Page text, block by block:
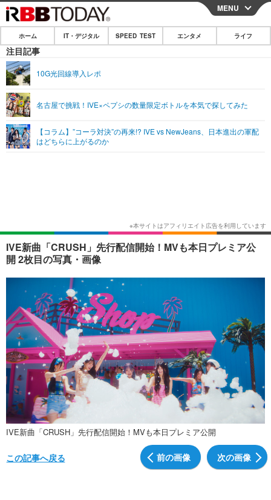
CLOSE
ホーム
IT・デジタル
ショッピング その他
SPEED TEST
エンタメ
エンタメTOP
ショッピング その他
ライフ
MENU
ホーム IT・デジタル SPEED TEST エンタメ ライフ
注目記事
10G光回線導入レポ
名古屋で挑戦！IVE×ペプシの数量限定ボトルを本気で探してみた
【コラム】”コーラ対決”の再来!? IVE vs NewJeans、日本進出の軍配
はどちらに上がるのか
IVE新曲「CRUSH」先行配信開始！MVも本日プレミア公
開 2枚目の写真・画像
IVE新曲「CRUSH」先行配信開始！MVも本日プレミア公開
前の画像 次の画像
この記事へ戻る